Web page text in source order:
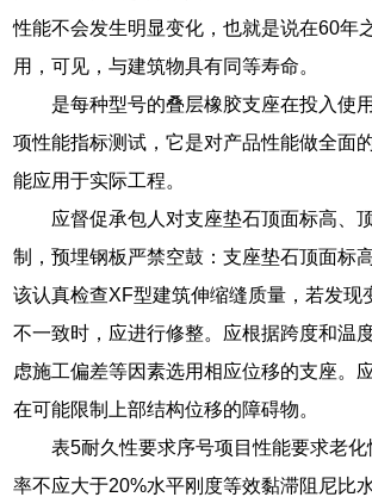
性能不会发生明显变化，也就是说在60年
用，可见，与建筑物具有同等寿命。
是每种型号的叠层橡胶支座在投入使
项性能指标测试，它是对产品性能做全面
能应用于实际工程。
应督促承包人对支座垫石顶面标高、
制，预埋钢板严禁空鼓：支座垫石顶面标
该认真检查XF型建筑伸缩缝质量，若发现
不一致时，应进行修整。应根据跨度和温
虑施工偏差等因素选用相应位移的支座。
在可能限制上部结构位移的障碍物。
表5耐久性要求序号项目性能要求老
率不应大于20%水平刚度等效黏滞阻尼比